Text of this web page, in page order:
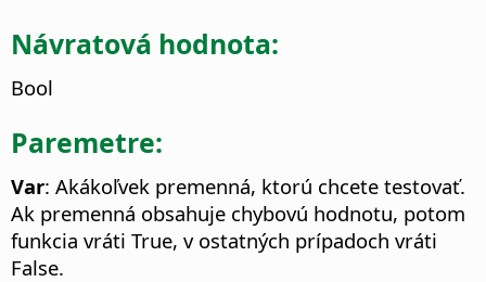
Návratová hodnota:
Bool
Paremetre:
Var: Akákoľvek premenná, ktorú chcete testovať.
Ak premenná obsahuje chybovú hodnotu, potom
funkcia vráti True, v ostatných prípadoch vráti
False.